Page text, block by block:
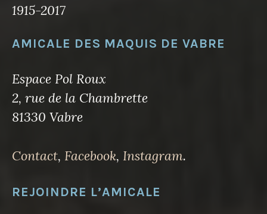
1915-2017
AMICALE DES MAQUIS DE VABRE
Espace Pol Roux
2, rue de la Chambrette
81330 Vabre
Contact, Facebook, Instagram.
REJOINDRE L’AMICALE